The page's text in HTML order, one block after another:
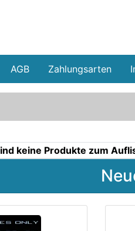
AGB Zahlungsarten
keine Produkte zum